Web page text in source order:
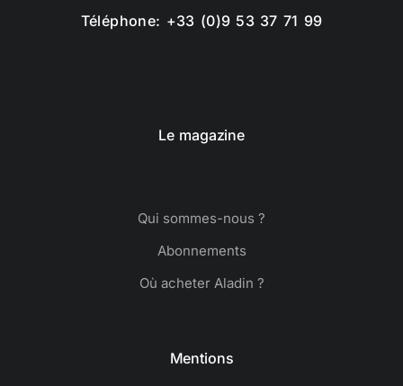
Téléphone: +33 (0)9 53 37 71 99
Le magazine
Qui sommes-nous ?
Abonnements
Où acheter Aladin ?
Mentions